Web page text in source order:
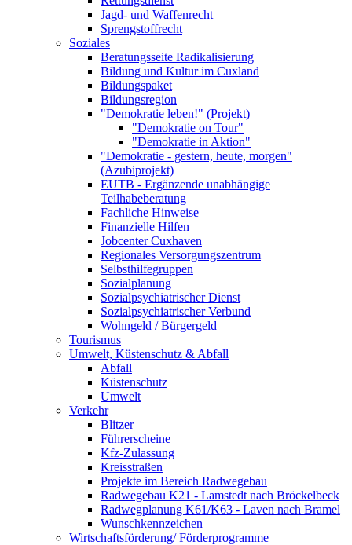
Jagd- und Waffenrecht
Sprengstoffrecht
Soziales
Beratungsseite Radikalisierung
Bildung und Kultur im Cuxland
Bildungspaket
Bildungsregion
"Demokratie leben!" (Projekt)
"Demokratie on Tour"
"Demokratie in Aktion"
"Demokratie - gestern, heute, morgen"
(Azubiprojekt)
EUTB - Ergänzende unabhängige
Teilhabeberatung
Fachliche Hinweise
Finanzielle Hilfen
Jobcenter Cuxhaven
Regionales Versorgungszentrum
Selbsthilfegruppen
Sozialplanung
Sozialpsychiatrischer Dienst
Sozialpsychiatrischer Verbund
Wohngeld / Bürgergeld
Tourismus
Umwelt, Küstenschutz & Abfall
Abfall
Küstenschutz
Umwelt
Verkehr
Blitzer
Führerscheine
Kfz-Zulassung
Kreisstraßen
Projekte im Bereich Radwegebau
Radwegebau K21 - Lamstedt nach Bröckelbeck
Radwegplanung K61/K63 - Laven nach Bramel
Wunschkennzeichen
Wirtschaftsförderung/ Förderprogramme